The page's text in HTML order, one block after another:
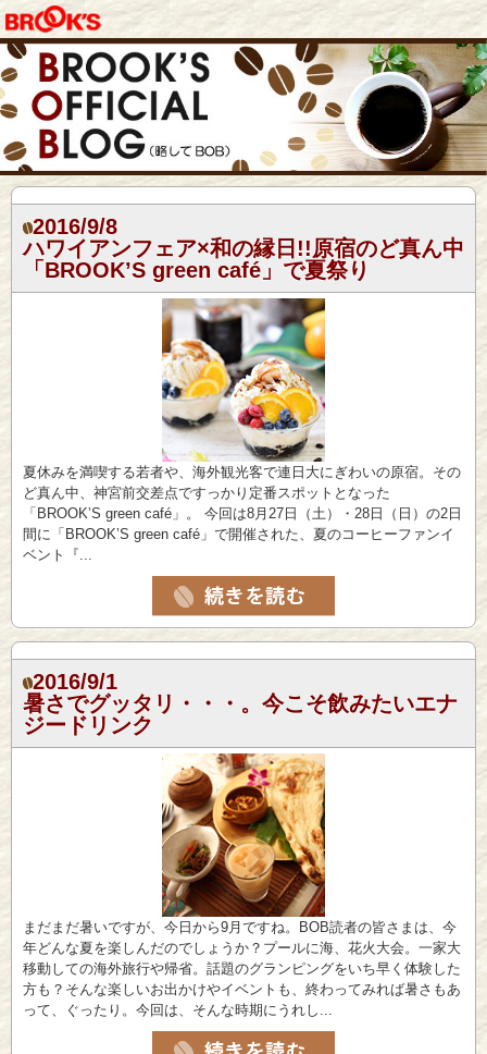
2016/9/8
ハワイアンフェア×和の縁日!!原宿のど真ん中
「BROOK’S green café」で夏祭り
夏休みを満喫する若者や、海外観光客で連日大にぎわいの原宿。その
ど真ん中、神宮前交差点ですっかり定番スポットとなった
「BROOK’S green café」。 今回は8月27日（土）・28日（日）の2日
間に「BROOK’S green café」で開催された、夏のコーヒーファンイ
ベント『...
2016/9/1
暑さでグッタリ・・・。今こそ飲みたいエナ
ジードリンク
まだまだ暑いですが、今日から9月ですね。BOB読者の皆さまは、今
年どんな夏を楽しんだのでしょうか？プールに海、花火大会。一家大
移動しての海外旅行や帰省。話題のグランピングをいち早く体験した
方も？そんな楽しいお出かけやイベントも、終わってみれば暑さもあ
って、ぐったり。今回は、そんな時期にうれし...